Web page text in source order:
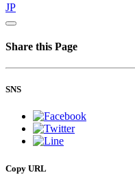
JP
Share this Page
SNS
Copy URL